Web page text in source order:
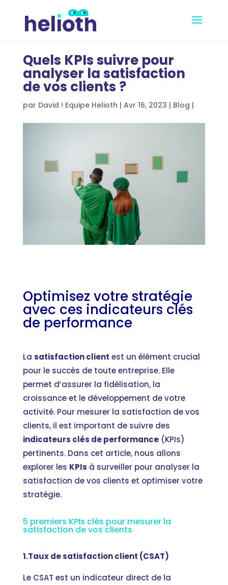
Quels KPIs suivre pour
analyser la satisfaction
de vos clients ?
par David ! Equipe Helioth | Avr 16, 2023 | Blog |
Optimisez votre stratégie
avec ces indicateurs clés
de performance
La satisfaction client est un élément crucial
pour le succès de toute entreprise. Elle
permet d’assurer la fidélisation, la
croissance et le développement de votre
activité. Pour mesurer la satisfaction de vos
clients, il est important de suivre des
indicateurs clés de performance(KPIs)
pertinents. Dans cet article, nous allons
explorer les KPIs à surveiller pour analyser la
satisfaction de vos clients et optimiser votre
stratégie.
5 premiers KPIs clés pour mesurer la
satisfaction de vos clients
1.Taux de satisfaction client (CSAT)
Le CSAT est un indicateur direct de la